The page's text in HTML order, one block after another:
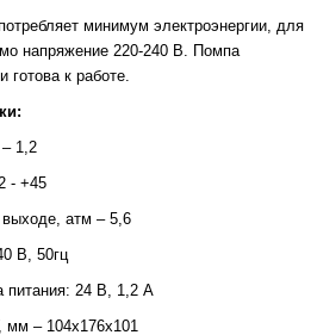
минимум электроэнергии, для
напряжение 220-240 В. Помпа
готова к работе.
1,2
- +45
атм – 5,6
В, 50гц
питания: 24 В, 1,2 А
мм – 104х176х101